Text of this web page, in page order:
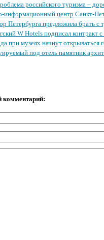
российского туризма –
информационный центр Санкт-
Петербурга предложила брать с
W Hotels подписал контракт с
при музеях начнут открываться
под отель памятник
комментарий: